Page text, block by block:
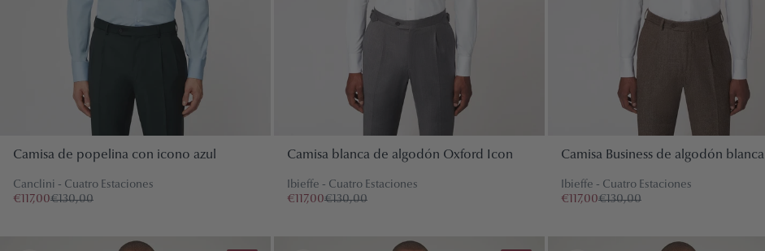
Camisa de popelina con icono azul
Canclini - Cuatro Estaciones
€117,00€130,00
Camisa blanca de algodón Oxford Icon
Ibieffe - Cuatro Estaciones
€117,00€130,00
Camisa Business de algodón blanca
Ibieffe - Cuatro Estaciones
€117,00€130,00